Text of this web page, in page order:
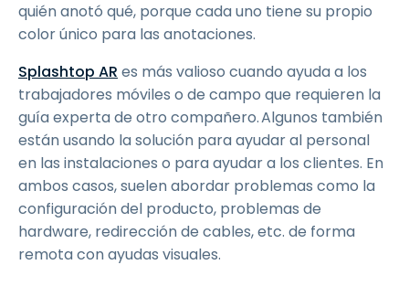
quién anotó qué, porque cada uno tiene su propio
color único para las anotaciones.
Splashtop AR es más valioso cuando ayuda a los
trabajadores móviles o de campo que requieren la
guía experta de otro compañero. Algunos también
están usando la solución para ayudar al personal
en las instalaciones o para ayudar a los clientes. En
ambos casos, suelen abordar problemas como la
configuración del producto, problemas de
hardware, redirección de cables, etc. de forma
remota con ayudas visuales.